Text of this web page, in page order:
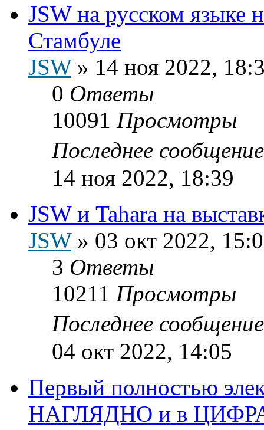
JSW на русском языке
Стамбуле
JSW» 14 ноя 2022,
0 Ответы
10091 Просмотры
Последнее
14 ноя 2022, 18:39
JSW и Tahara на
JSW» 03 окт 2022,
3 Ответы
10211 Просмотры
Последнее
04 окт 2022, 14:05
Первый полностью
НАГЛЯДНО и в